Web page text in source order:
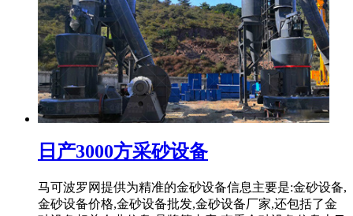
日产3000方采砂设备
马可波罗网提供为精准的金砂设备信息主要是:金砂设备,
金砂设备价格,金砂设备批发,金砂设备厂家,还包括了金